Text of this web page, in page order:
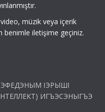
müzik veya içerik
benimle iletişime geçiniz.
ӀЭРЫШӀ
ИГЪЭСЭНЫГЪЭ